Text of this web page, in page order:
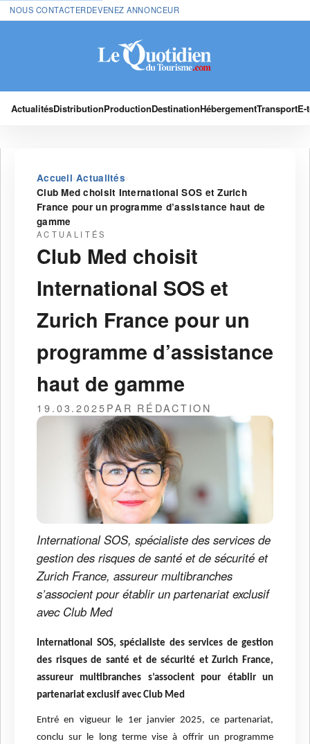
NOUS CONTACTERDEVENEZ ANNONCEUR
ActualitésDistributionProductionDestinationHébergementTransport
Accueil›Actualités›
Club Med choisit International SOS et Zurich
France pour un programme d’assistance haut de
gamme
ACTUALITÉS
Club Med choisit
International SOS et
Zurich France pour un
programme d’assistance
haut de gamme
19.03.2025PAR RÉDACTION
International SOS, spécialiste des services de
gestion des risques de santé et de sécurité et
Zurich France, assureur multibranches
s’associent pour établir un partenariat exclusif
avec Club Med
International SOS, spécialiste des services de gestion
des risques de santé et de sécurité et Zurich France,
assureur multibranches s’associent pour établir un
partenariat exclusif avec Club Med
Entré en vigueur le 1er janvier 2025, ce partenariat,
conclu sur le long terme vise à offrir un programme